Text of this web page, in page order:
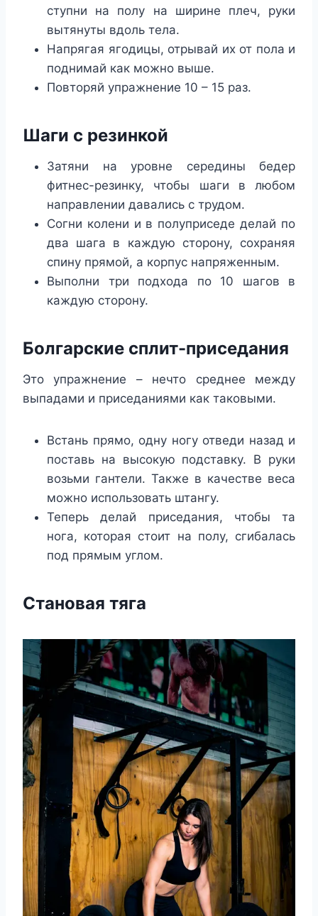
ступни на полу на ширине плеч, руки
вытянуты вдоль тела.
Напрягая ягодицы, отрывай их от пола и
поднимай как можно выше.
Повторяй упражнение 10 – 15 раз.
Шаги с резинкой
Затяни на уровне середины бедер
фитнес-резинку, чтобы шаги в любом
направлении давались с трудом.
Согни колени и в полуприседе делай по
два шага в каждую сторону, сохраняя
спину прямой, а корпус напряженным.
Выполни три подхода по 10 шагов в
каждую сторону.
Болгарские сплит-приседания
Это упражнение – нечто среднее между
выпадами и приседаниями как таковыми.
Встань прямо, одну ногу отведи назад и
поставь на высокую подставку. В руки
возьми гантели. Также в качестве веса
можно использовать штангу.
Теперь делай приседания, чтобы та
нога, которая стоит на полу, сгибалась
под прямым углом.
Становая тяга